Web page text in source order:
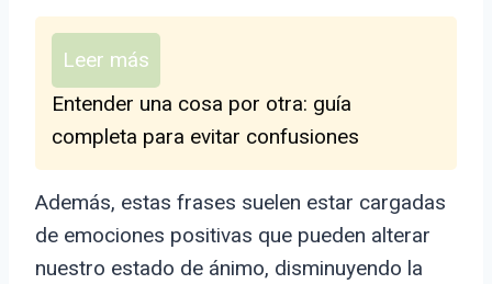
Leer más
Entender una cosa por otra: guía
completa para evitar confusiones
Además, estas frases suelen estar cargadas
de emociones positivas que pueden alterar
nuestro estado de ánimo, disminuyendo la